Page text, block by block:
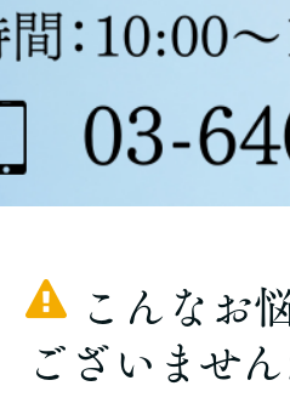
こんなお
ございません